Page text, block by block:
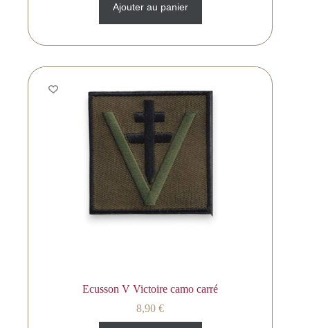
Ajouter au panier
Ecusson V Victoire camo carré
8,90€